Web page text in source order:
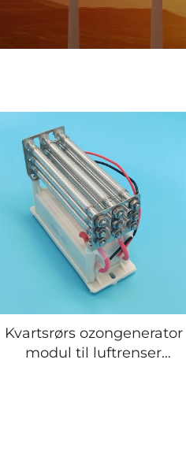
Kvartsrørs ozongenerator
modul til luftrenser